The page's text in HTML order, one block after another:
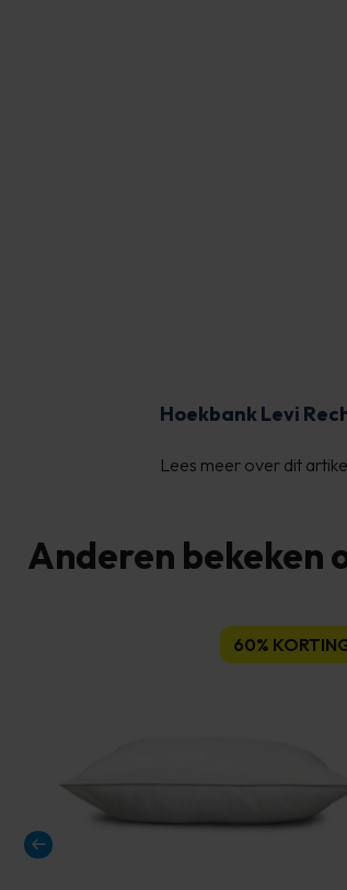
Hoekbank Levi
Lees meer over dit
Anderen bekeken
60%